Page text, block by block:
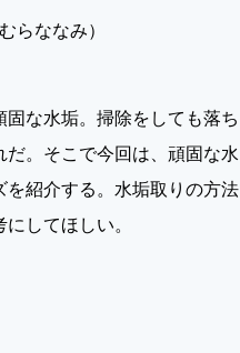
らななみ）
な水垢。掃除をしても落ち
。そこで今回は、頑固な水
紹介する。水垢取りの方法
してほしい。